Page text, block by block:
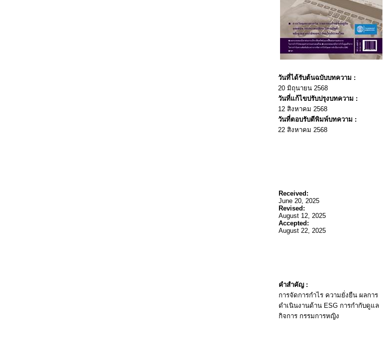
วันที่ได้รับต้นฉบับบทความ :
20 มิถุนายน 2568
วันที่แก้ไขปรับปรุงบทความ :
12 สิงหาคม 2568
วันที่ตอบรับตีพิมพ์บทความ :
22 สิงหาคม 2568
Received:
June 20, 2025
Revised:
August 12, 2025
Accepted:
August 22, 2025
คำสำคัญ:
การจัดการกำไร ความยั่งยืน ผลการ
ดำเนินงานด้าน ESG การกำกับดูแล
กิจการ กรรมการหญิง